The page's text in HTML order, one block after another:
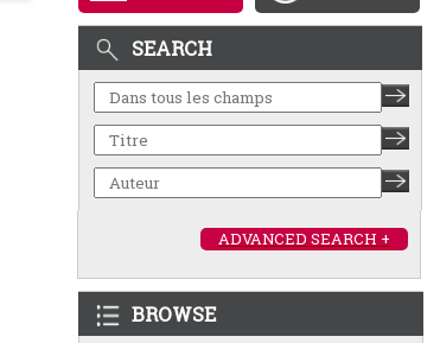
SEARCH
ADVANCED SEARCH +
BROWSE